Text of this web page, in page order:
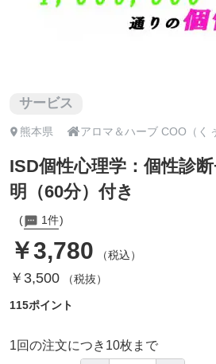
サービス
熊本県 アロマ＆ハーブ COO（く
ISD個性心理学：個性診
明（60分）付き
1件
￥3,780 （税込）
￥3,500（税抜）
115ポイント
1回の注文につき10枚まで